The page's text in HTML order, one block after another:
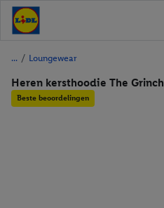
/ Loungewear
Heren kersthoodie The Grinch
Beste beoordelingen